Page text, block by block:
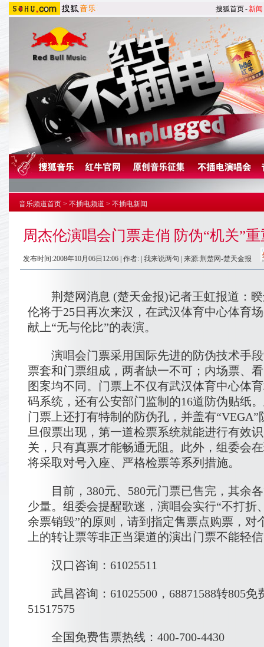
搜狐首页-新闻
音乐频道首页 > 不插电频道 > 不插电新闻
周杰伦演唱会门票走俏 防伪“机关”重
发布时间:2008年10月06日12:06 | 作者: | 我来说两句 | 来源:荆楚网-楚天金报
荆楚网消息 (楚天金报)记者王虹报道：暌
伦将于25日再次来汉，在武汉体育中心体育
献上“无与伦比”的表演。
演唱会门票采用国际先进的防伪技术手段
票套和门票组成，两者缺一不可；内场票、
图案均不同。门票上不仅有武汉体育中心体
码系统，还有公安部门监制的16道防伪贴纸
门票上还打有特制的防伪孔，并盖有“VEGA”
旦假票出现，第一道检票系统就能进行有效
关，只有真票才能畅通无阻。此外，组委会
将采取对号入座、严格检票等系列措施。
目前，380元、580元门票已售完，其余
少量。组委会提醒歌迷，演唱会实行“不打折
余票销毁”的原则，请到指定售票点购票，对
上的转让票等非正当渠道的演出门票不能轻
汉口咨询：61025511
武昌咨询：61025500，68871588转805免
51517575
全国免费售票热线：400-700-4430